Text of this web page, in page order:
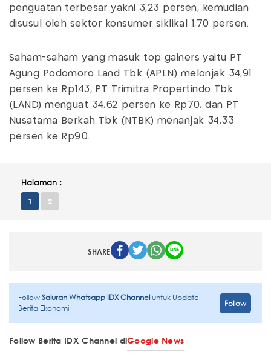
penguatan terbesar yakni 3,23 persen, kemudian
disusul oleh sektor konsumer siklikal 1,70 persen.
Saham-saham yang masuk top gainers yaitu PT
Agung Podomoro Land Tbk (APLN) melonjak 34,91
persen ke Rp143, PT Trimitra Propertindo Tbk
(LAND) menguat 34,62 persen ke Rp70, dan PT
Nusatama Berkah Tbk (NTBK) menanjak 34,33
persen ke Rp90.
Halaman :
1 2
SHARE
FollowSaluran Whatsapp IDX Channeluntuk Update
Berita Ekonomi
Follow
Follow Berita IDX Channel diGoogle News